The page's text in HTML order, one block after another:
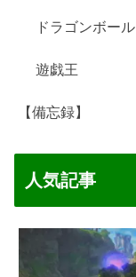
ドラゴンボール
遊戯王
【備忘録】
人気記事